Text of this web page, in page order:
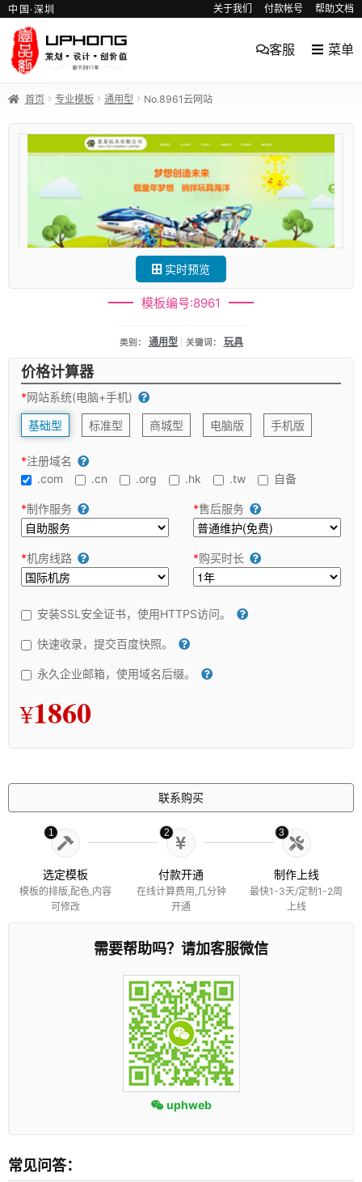
中国·深圳 关于我们 付款帐号 帮助文档
客服 菜单
首页 专业模板 通用型 No.8961云网站
实时预览
模板编号:8961
类别： 通用型 关键词： 玩具
价格计算器
*网站系统(电脑+手机)
基础型 标准型 商城型 电脑版 手机版
*注册域名
.com
.cn .org .hk .tw 自备
*制作服务 *售后服务
*机房线路 *购买时长
安装SSL安全证书，使用HTTPS访问。
快速收录，提交百度快照。
永久企业邮箱，使用域名后缀。
¥1860
联系购买
1
选定模板
模板的排版,配色,内容
可修改
2
付款开通
在线计算费用,几分钟
开通
3
制作上线
最快1-3天/定制1-2周
上线
需要帮助吗？请加客服微信
uphweb
常见问答：